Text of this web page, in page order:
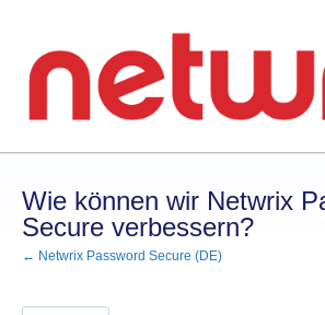
springen
Wie können wir Netwrix
Secure verbessern?
← Netwrix Password Secure (DE)